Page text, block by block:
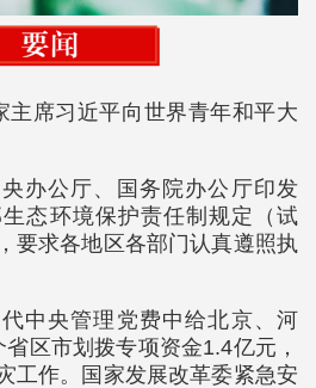
主席习近平向世界青年和平大
办公厅、国务院办公厅印发
生态环境保护责任制规定（试
要求各地区各部门认真遵照执
中央管理党费中给北京、河
区市划拨专项资金1.4亿元，
工作。国家发展改革委紧急安